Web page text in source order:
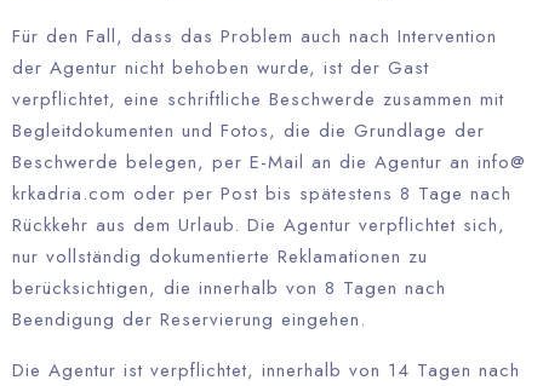
Für den Fall, dass das Problem auch nach Intervention
der Agentur nicht behoben wurde, ist der Gast
verpflichtet, eine schriftliche Beschwerde zusammen mit
Begleitdokumenten und Fotos, die die Grundlage der
Beschwerde belegen, per E-Mail an die Agentur an info@
krkadria.com oder per Post bis spätestens 8 Tage nach
Rückkehr aus dem Urlaub. Die Agentur verpflichtet sich,
nur vollständig dokumentierte Reklamationen zu
berücksichtigen, die innerhalb von 8 Tagen nach
Beendigung der Reservierung eingehen.
Die Agentur ist verpflichtet, innerhalb von 14 Tagen nach